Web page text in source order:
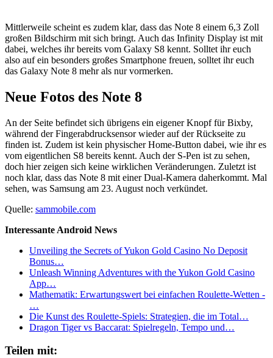
Mittlerweile scheint es zudem klar, dass das Note 8 einem 6,3 Zoll
großen Bildschirm mit sich bringt. Auch das Infinity Display ist mit
dabei, welches ihr bereits vom Galaxy S8 kennt. Solltet ihr euch
also auf ein besonders großes Smartphone freuen, solltet ihr euch
das Galaxy Note 8 mehr als nur vormerken.
Neue Fotos des Note 8
An der Seite befindet sich übrigens ein eigener Knopf für Bixby,
während der Fingerabdrucksensor wieder auf der Rückseite zu
finden ist. Zudem ist kein physischer Home-Button dabei, wie ihr es
vom eigentlichen S8 bereits kennt. Auch der S-Pen ist zu sehen,
doch hier zeigen sich keine wirklichen Veränderungen. Zuletzt ist
noch klar, dass das Note 8 mit einer Dual-Kamera daherkommt. Mal
sehen, was Samsung am 23. August noch verkündet.
Quelle: sammobile.com
Interessante Android News
Unveiling the Secrets of Yukon Gold Casino No Deposit
Bonus…
Unleash Winning Adventures with the Yukon Gold Casino
App…
Mathematik: Erwartungswert bei einfachen Roulette-Wetten -
…
Die Kunst des Roulette‑Spiels: Strategien, die im Total…
Dragon Tiger vs Baccarat: Spielregeln, Tempo und…
Teilen mit: